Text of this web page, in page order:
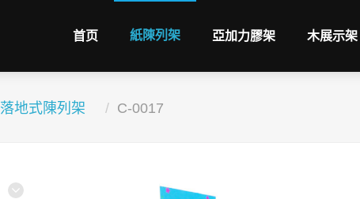
首页 紙陳列架 亞加力膠架 木展示架
落地式陳列架 C-0017